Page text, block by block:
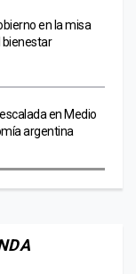
en la misa
bienestar
en Medio
argentina